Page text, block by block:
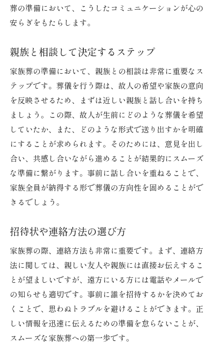
葬の準備において、こうしたコミュニケーションが心の
安らぎをもたらします。
親族と相談して決定するステップ
家族葬の準備において、親族との相談は非常に重要なス
テップです。葬儀を行う際は、故人の希望や家族の意向
を反映させるため、まずは近しい親族と話し合いを持ち
ましょう。この際、故人が生前にどのような葬儀を希望
していたか、また、どのような形式で送り出すかを明確
にすることが求められます。そのためには、意見を出し
合い、共感し合いながら進めることが結果的にスムーズ
な準備に繋がります。事前に話し合いを重ねることで、
家族全員が納得する形で葬儀の方向性を固めることがで
きるでしょう。
招待状や連絡方法の選び方
家族葬の際、連絡方法も非常に重要です。まず、連絡方
法に関しては、親しい友人や親族には直接お伝えするこ
とが望ましいですが、遠方にいる方には電話やメールで
の知らせも適切です。事前に誰を招待するかを決めてお
くことで、思わぬトラブルを避けることができます。正
しい情報を迅速に伝えるための準備を怠らないことが、
スムーズな家族葬への第一歩です。